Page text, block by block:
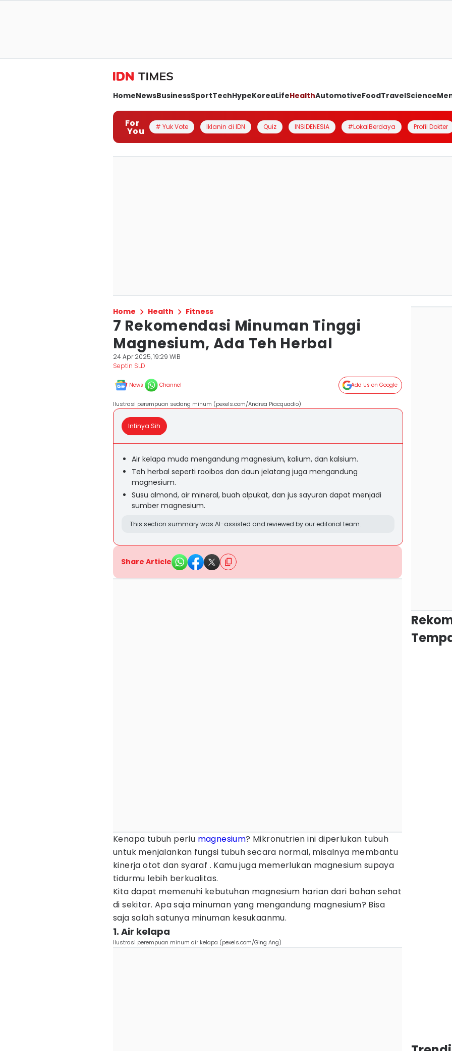
HomeNewsBusinessSportTechHypeKoreaLifeHealthAutomotiveFoodTravelScience
For
You # Yuk Vote Iklanin di IDN Quiz INSIDENESIA #LokalBerdaya Profil Dokter
Home Health Fitness
7 Rekomendasi Minuman Tinggi
Magnesium, Ada Teh Herbal
24 Apr 2025, 19:29 WIB
Septin SLD
News Channel Add Us on Google
Ilustrasi perempuan sedang minum (pexels.com/Andrea Piacquadio)
Intinya Sih
Air kelapa muda mengandung magnesium, kalium, dan kalsium.
Teh herbal seperti rooibos dan daun jelatang juga mengandung
magnesium.
Susu almond, air mineral, buah alpukat, dan jus sayuran dapat menjadi
sumber magnesium.
This section summary was AI-assisted and reviewed by our editorial team.
Share Article
Kenapa tubuh perlu magnesium? Mikronutrien ini diperlukan tubuh
untuk menjalankan fungsi tubuh secara normal, misalnya membantu
kinerja otot dan syaraf . Kamu juga memerlukan magnesium supaya
tidurmu lebih berkualitas.
Kita dapat memenuhi kebutuhan magnesium harian dari bahan sehat
di sekitar. Apa saja minuman yang mengandung magnesium? Bisa
saja salah satunya minuman kesukaanmu.
1. Air kelapa
Ilustrasi perempuan minum air kelapa (pexels.com/Ging Ang)